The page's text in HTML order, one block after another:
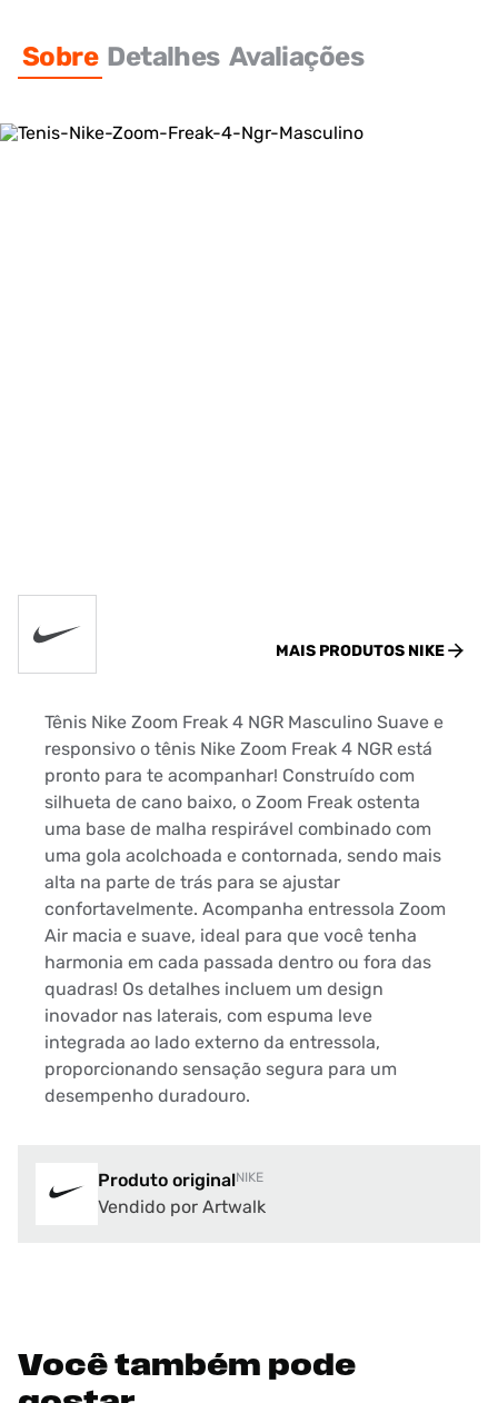
Sobre Detalhes Avaliações
MAIS PRODUTOS NIKE
Tênis Nike Zoom Freak 4 NGR Masculino Suave e
responsivo o tênis Nike Zoom Freak 4 NGR está
pronto para te acompanhar! Construído com
silhueta de cano baixo, o Zoom Freak ostenta
uma base de malha respirável combinado com
uma gola acolchoada e contornada, sendo mais
alta na parte de trás para se ajustar
confortavelmente. Acompanha entressola Zoom
Air macia e suave, ideal para que você tenha
harmonia em cada passada dentro ou fora das
quadras! Os detalhes incluem um design
inovador nas laterais, com espuma leve
integrada ao lado externo da entressola,
proporcionando sensação segura para um
desempenho duradouro.
Produto originalNIKE
Vendido por Artwalk
Você também pode